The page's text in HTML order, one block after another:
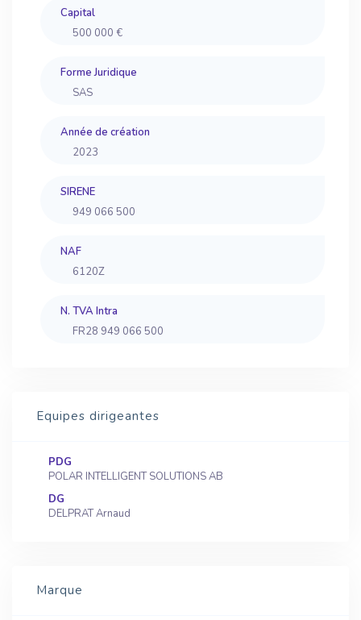
Capital
500 000 €
Forme Juridique
SAS
Année de création
2023
SIRENE
949 066 500
NAF
6120Z
N. TVA Intra
FR28 949 066 500
Equipes dirigeantes
PDG
POLAR INTELLIGENT SOLUTIONS AB
DG
DELPRAT Arnaud
Marque